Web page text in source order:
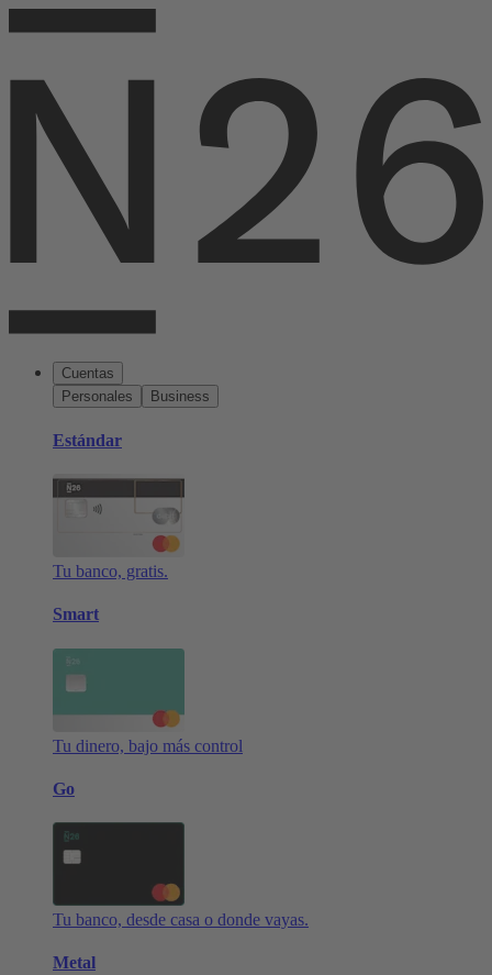
Cuentas
Personales
Business
Estándar
Tu banco, gratis.
Smart
Tu dinero, bajo más control
Go
Tu banco, desde casa o donde vayas.
Metal